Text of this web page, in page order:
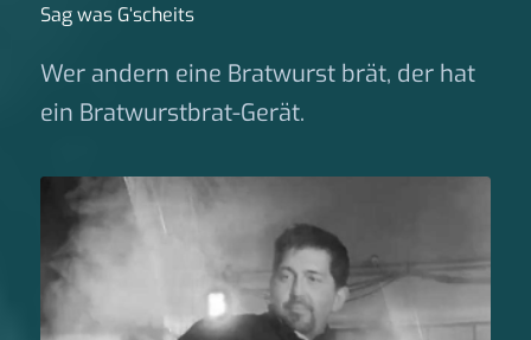
Sag was G‘scheits
Wer andern eine Bratwurst brät, der hat
ein Bratwurstbrat-Gerät.